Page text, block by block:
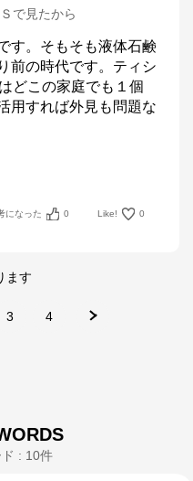
で見たから
す。そもそも液体石鹸
前の時代です。ティシ
どこの家庭でも１個
用すれば外見も問題な
になった 0 Like! 0
ます
3 4
ド : 10件